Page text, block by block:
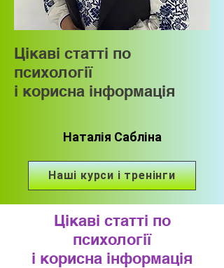
Цікаві статті по
психології
і корисна інформація
Наталія Сабліна
Наші курси і тренінги
Цікаві статті по
психології
і корисна інформація